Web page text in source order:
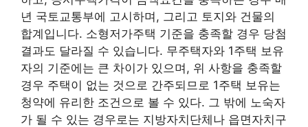
년 국토교통부에 고시하며, 그리고 토지와 건물의
합계입니다. 소형저가주택 기준을 충족할 경우 당첨
결과도 달라질 수 있습니다. 무주택자와 1주택 보유
자의 기준에는 큰 차이가 있으며, 위 사항을 충족할
경우 주택이 없는 것으로 간주되므로 1주택 보유는
청약에 유리한 조건으로 볼 수 있다. 그 밖에 노숙자
가 될 수 있는 경우로는 지방자치단체나 읍면자치구